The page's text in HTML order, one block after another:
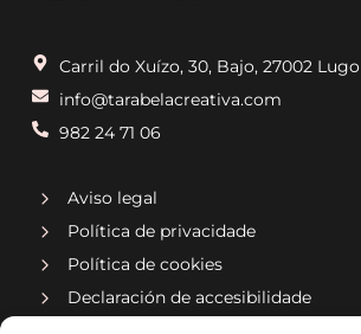
Carril do Xuízo, 30, Bajo, 27002 Lugo
info@tarabelacreativa.com
982 24 71 06
Aviso legal
Política de privacidade
Política de cookies
Declaración de accesibilidade